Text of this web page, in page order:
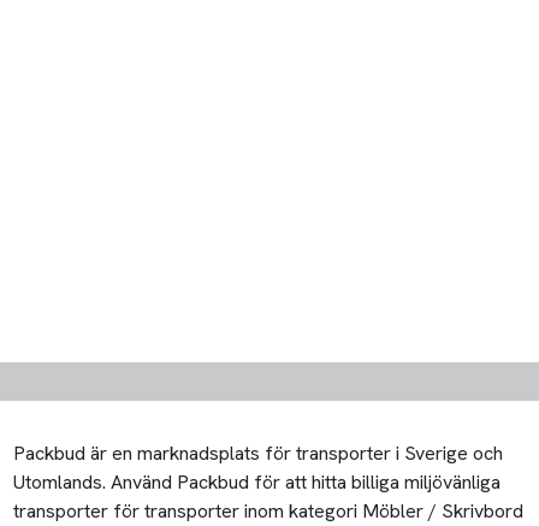
Packbud är en marknadsplats för transporter i Sverige och
Utomlands. Använd Packbud för att hitta billiga miljövänliga
transporter för transporter inom kategori Möbler / Skrivbord